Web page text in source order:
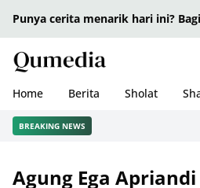
Punya cerita menarik hari ini?
Home Berita Sholat
BREAKING NEWS
Agung Ega Apriandi